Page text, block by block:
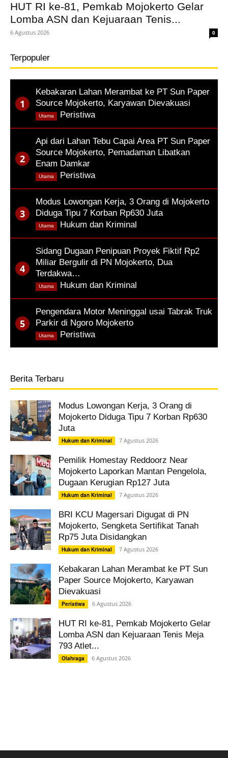
HUT RI ke-81, Pemkab Mojokerto Gelar
Lomba ASN dan Kejuaraan Tenis...
6 Agustus 2026 0
Terpopuler
Kebakaran Lahan Merambat ke PT Sun Paper
Source Mojokerto, Karyawan Dievakuasi
Peristiwa,
Utama
Api dari Lahan Tebu Capai Area PT Sun Paper
Source Mojokerto, Pemadaman Libatkan
Enam Damkar
Peristiwa,
Utama
Modus Lowongan Kerja, 3 Orang di Mojokerto
Diduga Tipu 7 Korban Rp630 Juta
Hukum dan Kriminal
Utama
Sidang Dugaan Penipuan Proyek Fiktif Rp2
Miliar Bergulir di PN Mojokerto, Dua
Terdakwa…
Hukum dan Kriminal
Utama
Pengendara Motor Meninggal usai Tabrak Truk
Parkir di Ngoro Mojokerto
Peristiwa,
Utama
Berita Terbaru
Modus Lowongan Kerja, 3 Orang di
Mojokerto Diduga Tipu 7 Korban Rp630
Juta
Hukum dan Kriminal 7 Agustus 2026
Pemilik Homestay Reddoorz Near
Mojokerto Laporkan Mantan Pengelola,
Dugaan Kerugian Rp127 Juta
Hukum dan Kriminal 7 Agustus 2026
BRI KCU Magersari Digugat di PN
Mojokerto, Sengketa Sertifikat Tanah
Rp75 Juta Disidangkan
Hukum dan Kriminal 7 Agustus 2026
Kebakaran Lahan Merambat ke PT Sun
Paper Source Mojokerto, Karyawan
Dievakuasi
Peristiwa 6 Agustus 2026
HUT RI ke-81, Pemkab Mojokerto Gelar
Lomba ASN dan Kejuaraan Tenis Meja
793 Atlet...
Olahraga 6 Agustus 2026